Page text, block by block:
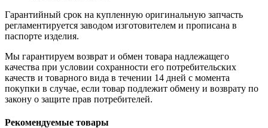
Гарантийный срок на купленную оригинальную запчасть
регламентируется заводом изготовителем и прописана в
паспорте изделия.
Мы гарантируем возврат и обмен товара надлежащего
качества при условии сохранности его потребительских
качеств и товарного вида в течении 14 дней с момента
покупки в случае, если товар подлежит обмену и возврату по
закону о защите прав потребителей.
Рекомендуемые товары